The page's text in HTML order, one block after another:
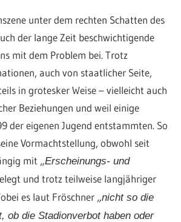
unter dem rechten Schatten des
der lange Zeit beschwichtigende
mit dem Problem bei. Trotz
auch von staatlicher Seite,
in grotesker Weise – vielleicht auch
Beziehungen und weil einige
der eigenen Jugend entstammten. So
Vormachtstellung, obwohl seit
mit „Erscheinungs- und
und trotz teilweise langjähriger
es laut Fröschner „nicht so die
ob die Stadionverbot haben oder